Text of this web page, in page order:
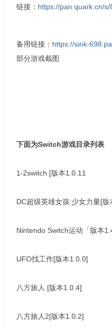
链接： https://pan.quark.cn/
备用链接： https://sink-
部分游戏截图
下面为Switch游戏目录列表
1-2switch [版本1.0.11
DC超级英雄女孩:少女力量[版
Nintendo Switch运动「版本
UFO找工作[版本1.0.0]
八方旅人 [版本1.0.4]
八方旅人2[版本1.0.2]